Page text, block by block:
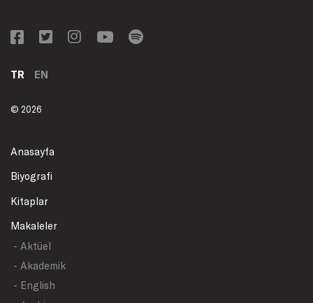
TR EN
© 2026
Anasayfa
Biyografi
Kitaplar
Makaleler
- Aktüel
- Akademik
- English